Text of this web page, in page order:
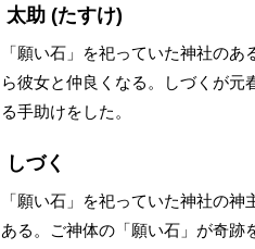
太助 (たすけ)
「願い石」を祀っていた神社の
ら彼女と仲良くなる。しづくが
る手助けをした。
しづく
「願い石」を祀っていた神社の
ある。ご神体の「願い石」が奇跡